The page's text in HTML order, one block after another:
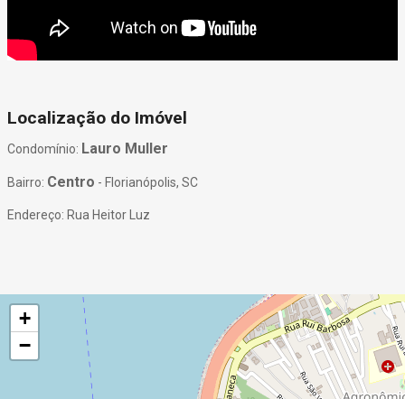
Localização do Imóvel
Condomínio: Lauro Muller
Bairro: Centro - Florianópolis, SC
Endereço: Rua Heitor Luz
+
−